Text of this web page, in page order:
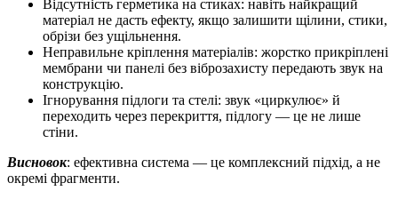
Відсутність герметика на стиках: навіть найкращий
матеріал не дасть ефекту, якщо залишити щілини, стики,
обрізи без ущільнення.
Неправильне кріплення матеріалів: жорстко прикріплені
мембрани чи панелі без віброзахисту передають звук на
конструкцію.
Ігнорування підлоги та стелі: звук «циркулює» й
переходить через перекриття, підлогу — це не лише
стіни.
Висновок: ефективна система — це комплексний підхід, а не
окремі фрагменти.